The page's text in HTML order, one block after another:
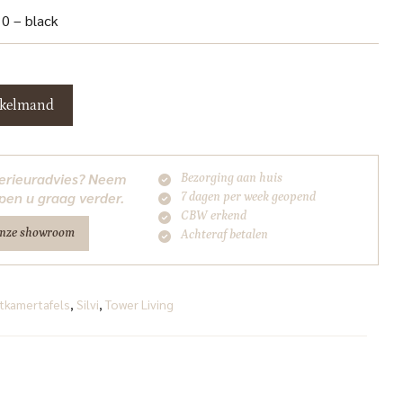
– black
Neem
u graag verder.
showroom
Bezorging aan huis
7 dagen per week geopend
CBW erkend
Achteraf betalen
, Silvi, Tower Living